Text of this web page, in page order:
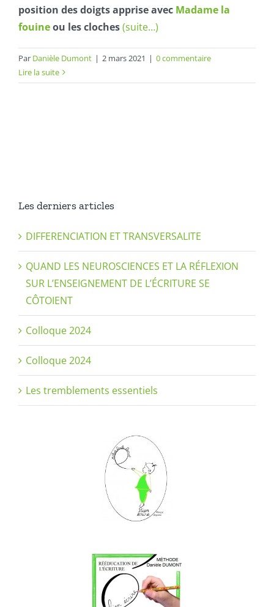
position des doigts apprise avec Madame la
fouineou les cloches(suite…)
Par Danièle Dumont | 2 mars 2021 | 0 commentaire
Lire la suite
Les derniers articles
DIFFERENCIATION ET TRANSVERSALITE
QUAND LES NEUROSCIENCES ET LA RÉFLEXION
SUR L’ENSEIGNEMENT DE L’ÉCRITURE SE
CÔTOIENT
Colloque 2024
Colloque 2024
Les tremblements essentiels